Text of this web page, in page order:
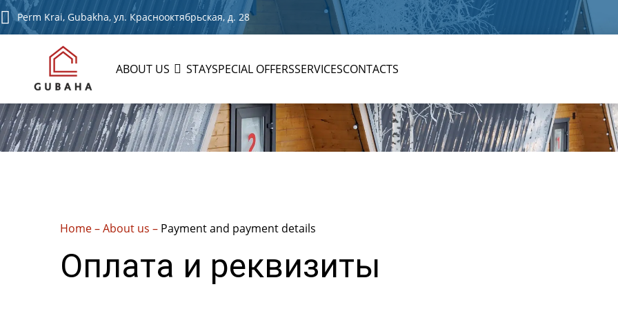
Perm Krai, Gubakha, ул. Краснооктябрьская, д. 28
ABOUT US STAYSPECIAL OFFERSSERVICESCONTACTS
Home–About us – Payment and payment details
Оплата и реквизиты